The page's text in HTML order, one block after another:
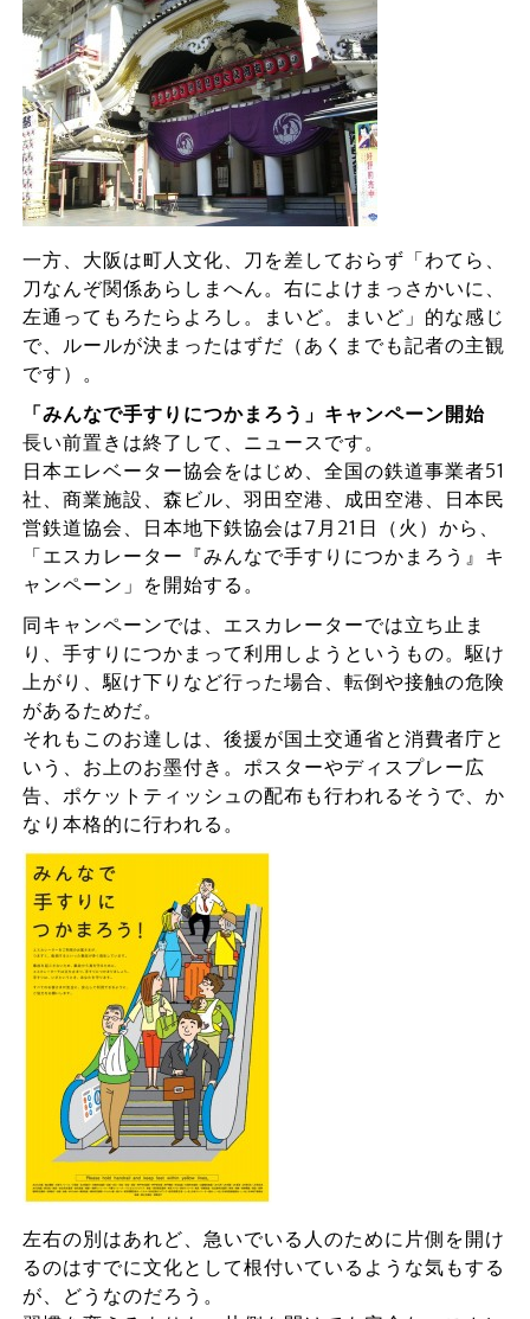
一方、大阪は町人文化、刀を差しておらず「わてら、
刀なんぞ関係あらしまへん。右によけまっさかいに、
左通ってもろたらよろし。まいど。まいど」的な感じ
で、ルールが決まったはずだ（あくまでも記者の主観
です）。
「みんなで手すりにつかまろう」キャンペーン開始
長い前置きは終了して、ニュースです。
日本エレベーター協会をはじめ、全国の鉄道事業者51
社、商業施設、森ビル、羽田空港、成田空港、日本民
営鉄道協会、日本地下鉄協会は7月21日（火）から、
「エスカレーター『みんなで手すりにつかまろう』キ
ャンペーン」を開始する。
同キャンペーンでは、エスカレーターでは立ち止ま
り、手すりにつかまって利用しようというもの。駆け
上がり、駆け下りなど行った場合、転倒や接触の危険
があるためだ。
それもこのお達しは、後援が国土交通省と消費者庁と
いう、お上のお墨付き。ポスターやディスプレー広
告、ポケットティッシュの配布も行われるそうで、か
なり本格的に行われる。
左右の別はあれど、急いでいる人のために片側を開け
るのはすでに文化として根付いているような気もする
が、どうなのだろう。